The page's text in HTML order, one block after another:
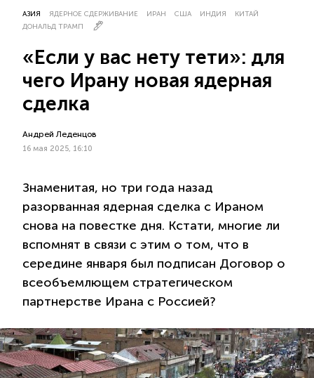
АЗИЯ ЯДЕРНОЕ СДЕРЖИВАНИЕ ИРАН США ИНДИЯ
КИТАЙ
ДОНАЛЬД ТРАМП
«Если у вас нету тети»: для
чего Ирану новая ядерная
сделка
Андрей Леденцов
16 мая 2025, 16:10
Знаменитая, но три года назад
разорванная ядерная сделка с Ираном
снова на повестке дня. Кстати, многие ли
вспомнят в связи с этим о том, что в
середине января был подписан Договор о
всеобъемлющем стратегическом
партнерстве Ирана с Россией?